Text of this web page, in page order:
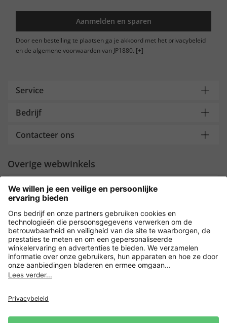
Aanmelden en sparen
Door een bestelling te plaatsen ga je akkoord met het privacybeleid
en de algemene voorwaarden van JP1880. [+]
Service
Bedrijf
Contacteer ons
Overige webwinkels
Nederland
Payment and Delivery
Versleuteling met